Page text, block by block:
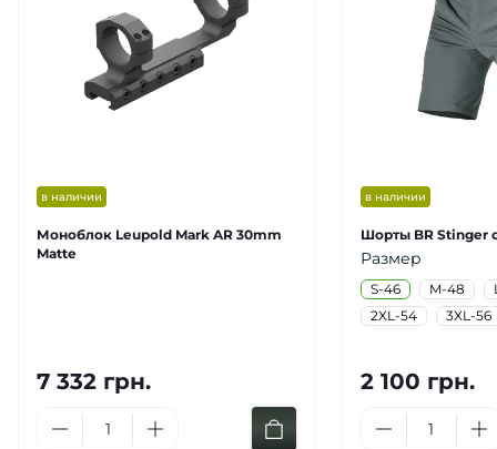
в наличии
Моноблок Leupold Mark AR 30mm
Matte
7 332 грн.
в наличии
Шорты BR Stinger
Размер
S-46 M-48
2XL-54
3XL-56
2 100 грн.